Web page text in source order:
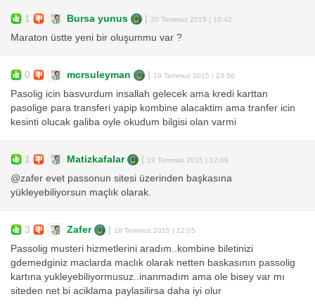
1 Bursa yunus 20 Temmuz 2015 | 10:42
Maraton üstte yeni bir oluşummu var ?
0 mcrsuleyman 19 Temmuz 2015 | 23:56
Pasolig icin basvurdum insallah gelecek ama kredi karttan
pasolige para transferi yapip kombine alacaktim ama tranfer icin
kesinti olucak galiba oyle okudum bilgisi olan varmi
1 Matizkafalar 19 Temmuz 2015 | 12:09
@zafer evet passonun sitesi üzerinden başkasına
yükleyebiliyorsun maçlık olarak.
3 Zafer 18 Temmuz 2015 | 12:05
Passolig musteri hizmetlerini aradım..kombine biletinizi
gdemedginiz maclarda maclık olarak netten baskasının passolig
kartına yukleyebiliyormusuz..inanmadım ama ole bisey var mı
siteden net bi aciklama paylasilirsa daha iyi olur